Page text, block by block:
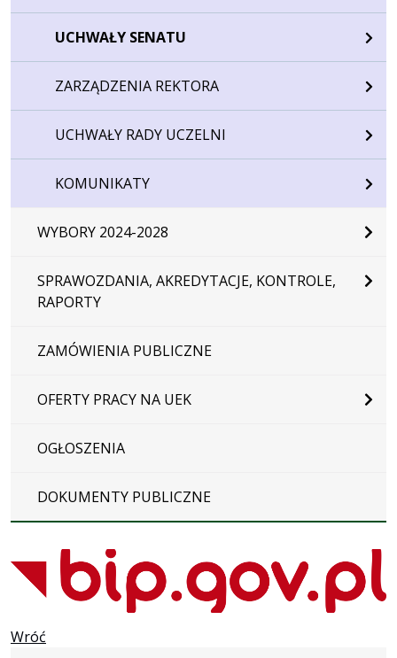
UCHWAŁY SENATU
ZARZĄDZENIA REKTORA
UCHWAŁY RADY UCZELNI
KOMUNIKATY
WYBORY 2024-2028
SPRAWOZDANIA, AKREDYTACJE, KONTROLE,
RAPORTY
ZAMÓWIENIA PUBLICZNE
OFERTY PRACY NA UEK
OGŁOSZENIA
DOKUMENTY PUBLICZNE
Wróć